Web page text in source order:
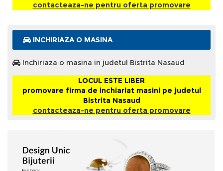
contacteaza-ne pentru oferta promovare
INCHIRIAZA O MASINA
Inchiriaza o masina in judetul Bistrita Nasaud
LOCUL ESTE LIBER
promovare firma de inchiariat masini pe judetul
Bistrita Nasaud
contacteaza-ne pentru oferta promovare